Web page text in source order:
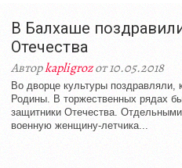
В Балхаше
Отечества
Авторkapligrozот 10.05.2018
Во дворце культуры поздравляли,
Родины. В торжественных рядах
защитники Отечества.
военную женщину-летчика...